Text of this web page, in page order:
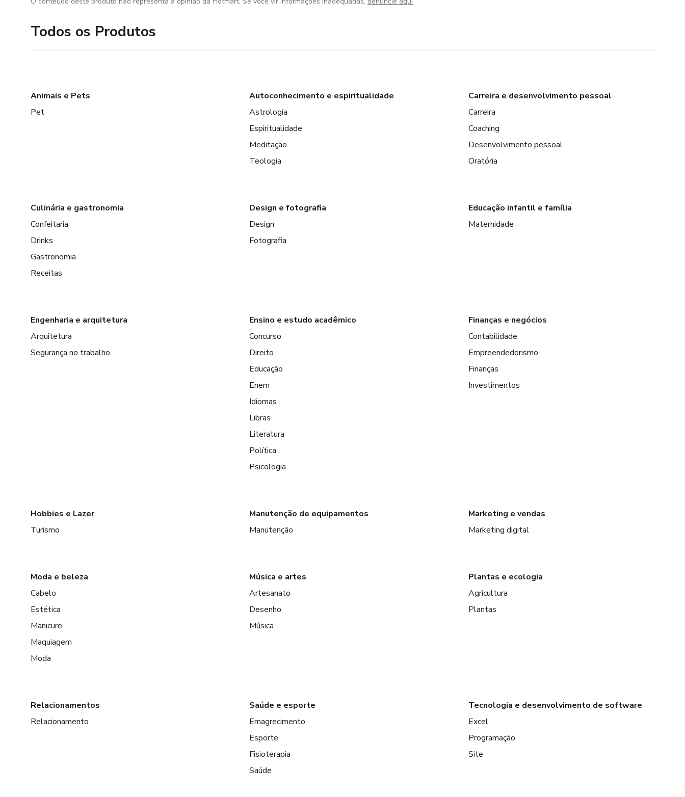
Todos os Produtos
Animais e Pets
Pet
Autoconhecimento e espiritualidade
Astrologia
Espiritualidade
Meditação
Teologia
Carreira e desenvolvimento pessoal
Carreira
Coaching
Desenvolvimento pessoal
Oratória
Culinária e gastronomia
Confeitaria
Drinks
Gastronomia
Receitas
Design e fotografia
Design
Fotografia
Educação infantil e família
Maternidade
Engenharia e arquitetura
Arquitetura
Segurança no trabalho
Ensino e estudo acadêmico
Concurso
Direito
Educação
Enem
Idiomas
Libras
Literatura
Política
Psicologia
Finanças e negócios
Contabilidade
Empreendedorismo
Finanças
Investimentos
Hobbies e Lazer
Turismo
Manutenção de equipamentos
Manutenção
Marketing e vendas
Marketing digital
Moda e beleza
Cabelo
Estética
Manicure
Maquiagem
Moda
Música e artes
Artesanato
Desenho
Música
Plantas e ecologia
Agricultura
Plantas
Relacionamentos
Relacionamento
Saúde e esporte
Emagrecimento
Esporte
Fisioterapia
Saúde
Tecnologia e desenvolvimento de software
Excel
Programação
Site